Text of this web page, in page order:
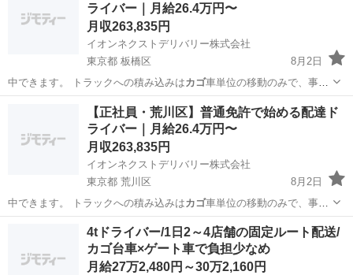
ライバー｜月給26.4万円〜
月収263,835円
イオンネクストデリバリー株式会社
東京都 板橋区
8月2日
中できます。 トラックへの積み込みはカゴ車単位の移動のみで、事務
作業は他のメン…
物流 未経験
【正社員・荒川区】普通免許で始める配達ド
ライバー｜月給26.4万円〜
月収263,835円
イオンネクストデリバリー株式会社
東京都 荒川区
8月2日
中できます。 トラックへの積み込みはカゴ車単位の移動のみで、事務
作業は他のメン…
物流 未経験
4tドライバー/1日2～4店舗の固定ルート配送/
カゴ台車×ゲート車で負担少なめ
月給27万2,480円～30万2,160円